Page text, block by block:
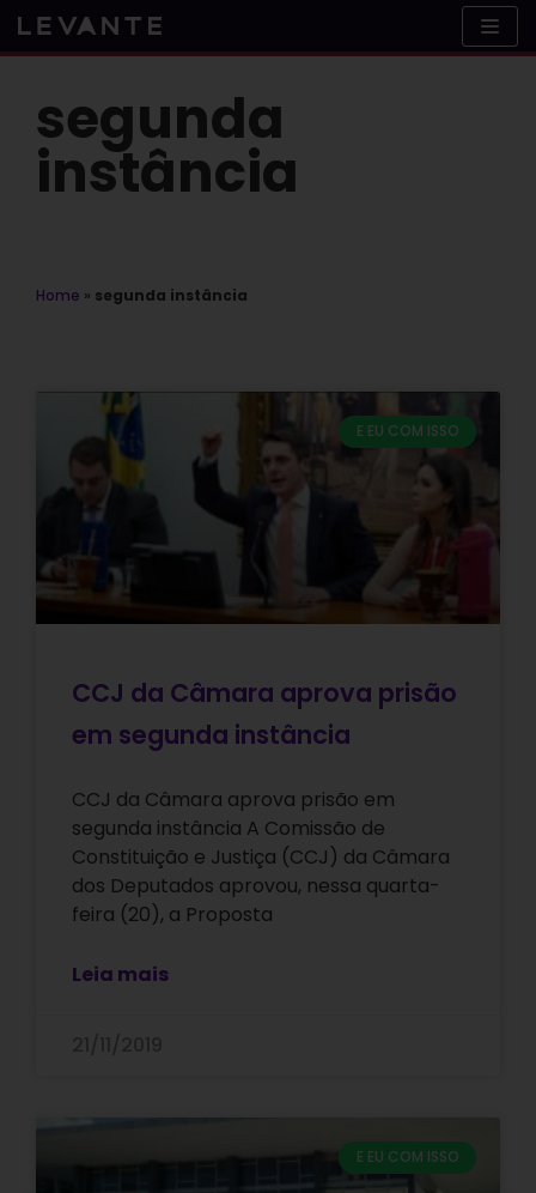
Skip
to
segunda
instância
Home » segunda instância
E EU COM ISSO
CCJ da Câmara aprova prisão
em segunda instância
CCJ da Câmara aprova prisão em
segunda instância A Comissão de
Constituição e Justiça (CCJ) da Câmara
dos Deputados aprovou, nessa quarta-
feira (20), a Proposta
Leia mais
E EU COM ISSO